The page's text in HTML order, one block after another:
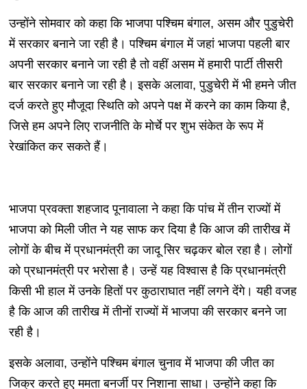
उन्होंने सोमवार को कहा कि भाजपा पश्चिम बंगाल, असम और पुडुचेरी
में सरकार बनाने जा रही है। पश्चिम बंगाल में जहां भाजपा पहली बार
अपनी सरकार बनाने जा रही है तो वहीं असम में हमारी पार्टी तीसरी
बार सरकार बनाने जा रही है। इसके अलावा, पुडुचेरी में भी हमने जीत
दर्ज करते हुए मौजूदा स्थिति को अपने पक्ष में करने का काम किया है,
जिसे हम अपने लिए राजनीति के मोर्चे पर शुभ संकेत के रूप में
रेखांकित कर सकते हैं।
भाजपा प्रवक्ता शहजाद पूनावाला ने कहा कि पांच में तीन राज्यों में
भाजपा को मिली जीत ने यह साफ कर दिया है कि आज की तारीख में
लोगों के बीच में प्रधानमंत्री का जादू सिर चढ़कर बोल रहा है। लोगों
को प्रधानमंत्री पर भरोसा है। उन्हें यह विश्वास है कि प्रधानमंत्री
किसी भी हाल में उनके हितों पर कुठाराघात नहीं लगने देंगे। यही वजह
है कि आज की तारीख में तीनों राज्यों में भाजपा की सरकार बनने जा
रही है।
इसके अलावा, उन्होंने पश्चिम बंगाल चुनाव में भाजपा की जीत का
जिक्र करते हुए ममता बनर्जी पर निशाना साधा। उन्होंने कहा कि